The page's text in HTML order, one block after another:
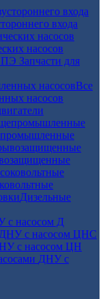
входа
насосов
Запчасти для
Все
насосов
Дизельные
с насосом Д
ДНУ с насосом ЦНС
с насосом ЦН
ДНУ с